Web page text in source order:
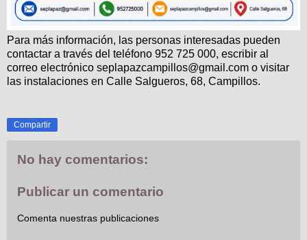
Para más información, las personas interesadas pueden
contactar a través del teléfono 952 725 000, escribir al
correo electrónico seplapazcampillos@gmail.com o visitar
las instalaciones en Calle Salgueros, 68, Campillos.
Compartir
No hay comentarios:
Publicar un comentario
Comenta nuestras publicaciones